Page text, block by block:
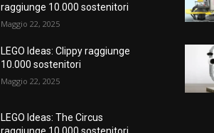
raggiunge 10.000 sostenitori
Maggio 22, 2025
LEGO Ideas: Clippy raggiunge
10.000 sostenitori
Maggio 22, 2025
LEGO Ideas: The Circus